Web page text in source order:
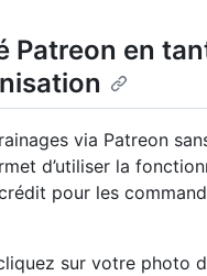
Patreon en
via Patreon
d’utiliser la
pour les
sur votre photo